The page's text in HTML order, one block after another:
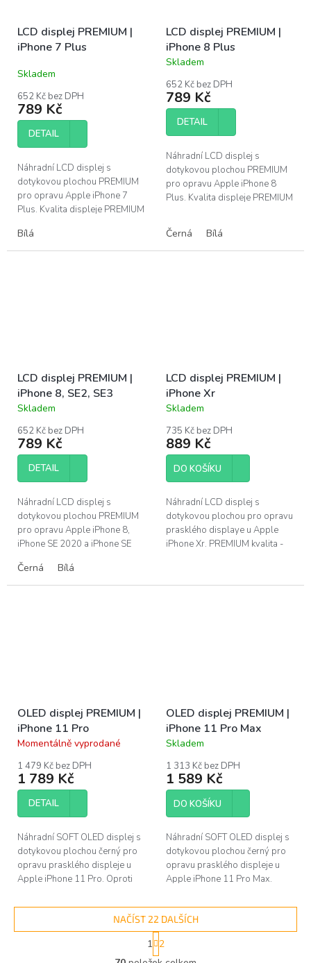
LCD displej PREMIUM |
iPhone 7 Plus
Skladem
652 Kč bez DPH
789 Kč
DETAIL
Náhradní LCD displej s
dotykovou plochou PREMIUM
pro opravu Apple iPhone 7
Plus. Kvalita displeje PREMIUM
srovnatelný s originálním
dílem, doživotní...
Bílá
LCD displej PREMIUM |
iPhone 8 Plus
Průměrné
produktu
je
5,0
hvězdiček.
Skladem
652 Kč bez DPH
789 Kč
DETAIL
Náhradní LCD displej s
dotykovou plochou PREMIUM
pro opravu Apple iPhone 8
Plus. Kvalita displeje PREMIUM
srovnatelný s originálním
dílem, doživotní...
Černá Bílá
LCD displej PREMIUM |
iPhone 8, SE2, SE3
Průměrné
produktu
je
4,0
hvězdiček.
Skladem
652 Kč bez DPH
789 Kč
DETAIL
Náhradní LCD displej s
dotykovou plochou PREMIUM
pro opravu Apple iPhone 8,
iPhone SE 2020 a iPhone SE
PREMIUM - barevné podání a
jas srovnatelný s...
Černá Bílá
LCD displej PREMIUM |
iPhone Xr
Průměrné
produktu
je
4,6
hvězdiček.
Skladem
735 Kč bez DPH
889 Kč
DO KOŠÍKU
Náhradní LCD displej s
dotykovou plochou pro opravu
prasklého displaye u Apple
iPhone Xr. PREMIUM kvalita -
OLED displej PREMIUM |
iPhone 11 Pro
Průměrné
produktu
je
5,0
hvězdiček.
Momentálně vyprodané
1 479 Kč bez DPH
1 789 Kč
DETAIL
Náhradní SOFT OLED displej s
dotykovou plochou černý pro
opravu prasklého displeje u
Apple iPhone 11 Pro. Oproti
soft OLED panel plně...
OLED displej PREMIUM |
iPhone 11 Pro Max
Průměrné
produktu
je
5,0
hvězdiček.
Skladem
1 313 Kč bez DPH
1 589 Kč
DO KOŠÍKU
Náhradní SOFT OLED displej s
dotykovou plochou černý pro
opravu prasklého displeje u
Apple iPhone 11 Pro Max.
tento soft OLED panel...
O
NAČÍST 22 DALŠÍCH
S
t
r
1 2